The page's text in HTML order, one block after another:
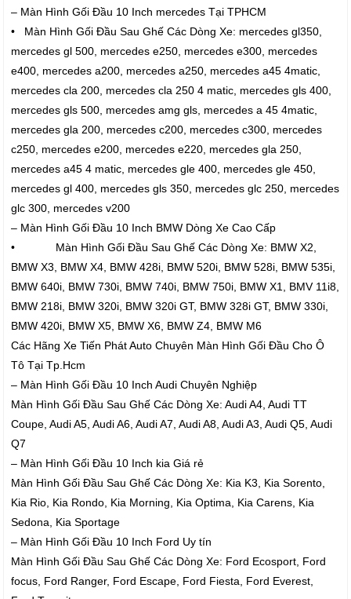
– Màn Hình Gối Đầu 10 Inch mercedes Tại TPHCM
• Màn Hình Gối Đầu Sau Ghế Các Dòng Xe: mercedes gl350,
mercedes gl 500, mercedes e250, mercedes e300, mercedes
e400, mercedes a200, mercedes a250, mercedes a45 4matic,
mercedes cla 200, mercedes cla 250 4 matic, mercedes gls 400,
mercedes gls 500, mercedes amg gls, mercedes a 45 4matic,
mercedes gla 200, mercedes c200, mercedes c300, mercedes
c250, mercedes e200, mercedes e220, mercedes gla 250,
mercedes a45 4 matic, mercedes gle 400, mercedes gle 450,
mercedes gl 400, mercedes gls 350, mercedes glc 250, mercedes
glc 300, mercedes v200
– Màn Hình Gối Đầu 10 Inch BMW Dòng Xe Cao Cấp
• Màn Hình Gối Đầu Sau Ghế Các Dòng Xe: BMW X2,
BMW X3, BMW X4, BMW 428i, BMW 520i, BMW 528i, BMW 535i,
BMW 640i, BMW 730i, BMW 740i, BMW 750i, BMW X1, BMV 11i8,
BMW 218i, BMW 320i, BMW 320i GT, BMW 328i GT, BMW 330i,
BMW 420i, BMW X5, BMW X6, BMW Z4, BMW M6
Các Hãng Xe Tiến Phát Auto Chuyên Màn Hình Gối Đầu Cho Ô
Tô Tại Tp.Hcm
– Màn Hình Gối Đầu 10 Inch Audi Chuyên Nghiệp
Màn Hình Gối Đầu Sau Ghế Các Dòng Xe: Audi A4, Audi TT
Coupe, Audi A5, Audi A6, Audi A7, Audi A8, Audi A3, Audi Q5, Audi
Q7
– Màn Hình Gối Đầu 10 Inch kia Giá rẻ
Màn Hình Gối Đầu Sau Ghế Các Dòng Xe: Kia K3, Kia Sorento,
Kia Rio, Kia Rondo, Kia Morning, Kia Optima, Kia Carens, Kia
Sedona, Kia Sportage
– Màn Hình Gối Đầu 10 Inch Ford Uy tín
Màn Hình Gối Đầu Sau Ghế Các Dòng Xe: Ford Ecosport, Ford
focus, Ford Ranger, Ford Escape, Ford Fiesta, Ford Everest,